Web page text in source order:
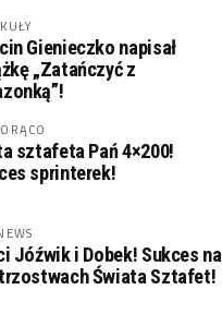
Gienieczko napisał
„Zatańczyć z
sztafeta Pań 4×200!
sprinterek!
Jóźwik i Dobek! Sukces na
Świata Sztafet!